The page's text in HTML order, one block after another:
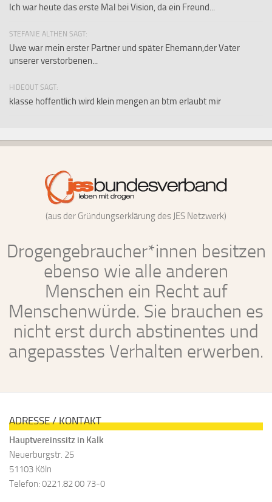
Ich war heute das erste Mal bei Vision, da ein Freund...
STEFANIE ALTHEN SAGT:
Uwe war mein erster Partner und später Ehemann,der Vater
unserer verstorbenen...
HIDEOUT SAGT:
klasse hoffentlich wird klein mengen an btm erlaubt mir
(aus der Gründungserklärung des JES Netzwerk)
Drogengebraucher*innen besitzen
ebenso wie alle anderen
Menschen ein Recht auf
Menschenwürde. Sie brauchen es
nicht erst durch abstinentes und
angepasstes Verhalten erwerben.
ADRESSE / KONTAKT
Hauptvereinssitz in Kalk
Neuerburgstr. 25
51103 Köln
Telefon: 0221.82 00 73-0